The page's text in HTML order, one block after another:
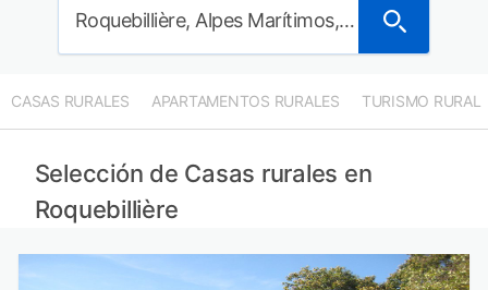
Roquebillière, Alpes Marítimos, Francia
CASAS RURALES APARTAMENTOS RURALES TURISMO RURAL
Selección de Casas rurales en
Roquebillière